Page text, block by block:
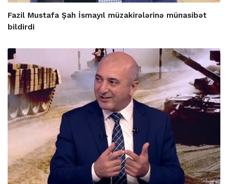
Fazil Mustafa Şah İsmayıl müzakirələrinə münasibət
bildirdi